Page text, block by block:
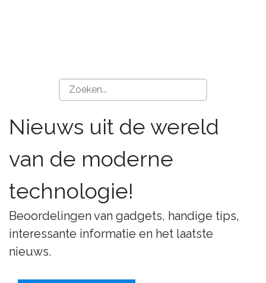
Nieuws uit de wereld
van de moderne
technologie!
Beoordelingen van gadgets, handige tips,
interessante informatie en het laatste
nieuws.